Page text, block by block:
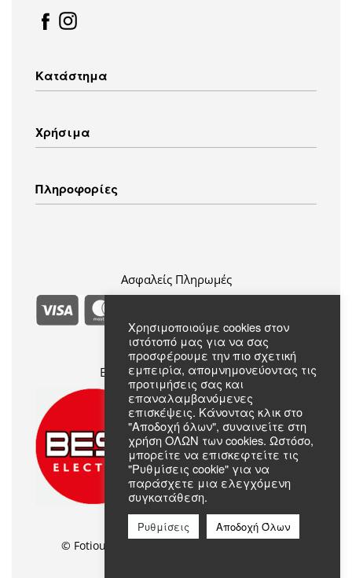
Κατάστημα
Οικιακός Εξοπλισμός
Ενδύματα
Χρήσιμα
Τρόποι Πληρωμής
Πληροφορίες
Ασφαλείς Πληρωμές
Επίσημο Μέλος Best Electric
© Fotiou Shop //
Χρησιμοποιούμε cookies στον
ιστότοπό μας για να σας
προσφέρουμε την πιο σχετική
εμπειρία, απομνημονεύοντας τις
προτιμήσεις σας και
επαναλαμβανόμενες
επισκέψεις. Κάνοντας κλικ στο
"Αποδοχή όλων", συναινείτε στη
χρήση ΟΛΩΝ των cookies. Ωστόσο,
μπορείτε να επισκεφτείτε τις
"Ρυθμίσεις cookie" για να
παράσχετε μια ελεγχόμενη
συγκατάθεση.
Ρυθμίσεις Αποδοχή Όλων